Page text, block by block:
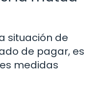
situación de
de pagar, es
medidas